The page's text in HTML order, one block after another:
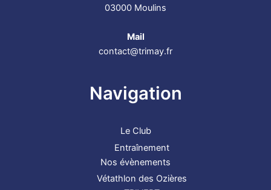
03000 Moulins
Mail
contact@trimay.fr
Navigation
Le Club
Entraînement
Nos évènements
Vétathlon des Ozières